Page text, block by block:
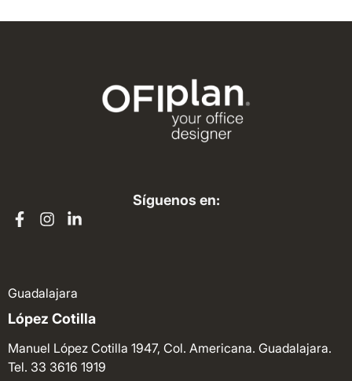
Síguenos en:
Guadalajara
López Cotilla
Manuel López Cotilla 1947, Col. Americana. Guadalajara.
Tel. 33 3616 1919